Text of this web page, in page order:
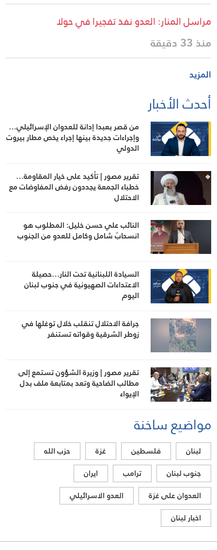
مراسل المنار: العدو نفذ تفجيرا في حولا
منذ 33 دقيقة
المزيد
أحدث الأخبار
من قصر بعبدا إدانة للعدوان الإسرائيلي…
وإجراءات جديدة بينها إجراء يخص مطار بيروت
الدولي
تقرير مصور | تأكيد على خيار المقاومة…
خطباء الجمعة يجددون رفض المفاوضات مع
الاحتلال
النائب علي حسن خليل: المطلوب هو
انسحابٌ شامل وكامل للعدو من الجنوب
السيادة اللبنانية تحت النار…حصيلة
الاعتداءات الصهيونية في جنوب لبنان
اليوم
جرافة الاحتلال تنقلب خلال توغلها في
زوطر الشرقية وقواته تستنفر
تقرير مصور | وزيرة الشؤون تستمع إلى
مطالب الضاحية وتعد بمتابعة ملف بدل
الإيواء
مواضيع ساخنة
لبنان فلسطين غزة
حزب الله
جنوب لبنان
ترامب
ايران
العدوان على غزة
العدو الاسرائيلي
اخبار لبنان